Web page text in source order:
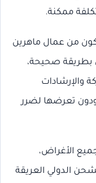
ممكنة.
من عمال ماهرين
بطريقة صحيحة،
والإرشادات
تعرضها لضرر
الأغراض،
الدولي العريقة